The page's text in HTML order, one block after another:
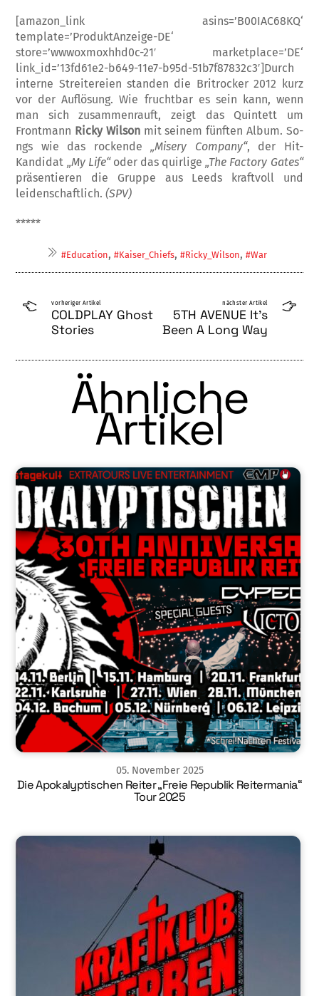
[amazon_link asins=’B00IAC68KQ‘
template=’ProduktAnzeige-DE‘
store=’wwwoxmoxhhd0c-21′ marketplace=’DE‘
link_id=’13fd61e2-b649-11e7-b95d-51b7f87832c3′]Durch
interne Streitereien standen die Brit­rocker 2012 kurz
vor der Auflösung. Wie fru­chtbar es sein kann, wenn
man sich zusam­menrauft, zeigt das Quintett um
Frontmann Ricky Wilsonmit seinem fünften Album. So­
ngs wie das rockende „Misery Company“, der Hit-
Kandidat „My Life“oder das quirlige „The Factory Gates“
präsentieren die Grup­pe aus Leeds kraftvoll und
leidenschaftlich.(SPV)
*****
#Education,#Kaiser_Chiefs,#Ricky_Wilson,#War
vorheriger Artikel
COLDPLAY Ghost
Stories
nächster Artikel
5TH AVENUE It’s
Been A Long Way
Ähnliche
Artikel
05. November 2025
Die Apokalyptischen Reiter „Freie Republik Reitermania“
Tour 2025